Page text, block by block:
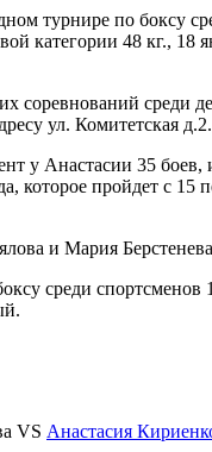
турнире по боксу
категории 48 кг., 18
соревнований
ул. Комитетская
у Анастасии 35
которое пройдет с 15
и Мария
среди спортсменов
VS Анастасия